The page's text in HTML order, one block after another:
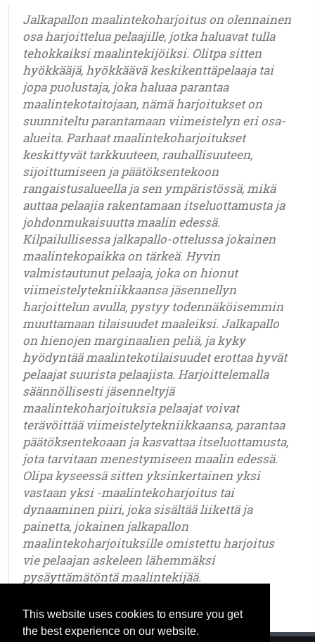
This website uses cookies to ensure you get
the best experience on our website.
Jalkapallon maalintekoharjoitus on olennainen
osa harjoittelua pelaajille, jotka haluavat tulla
tehokkaiksi maalintekijöiksi. Olitpa sitten
hyökkääjä, hyökkäävä keskikenttäpelaaja tai
jopa puolustaja, joka haluaa parantaa
maalintekotaitojaan, nämä harjoitukset on
suunniteltu parantamaan viimeistelyn eri osa-
alueita. Parhaat maalintekoharjoitukset
keskittyvät tarkkuuteen, rauhallisuuteen,
sijoittumiseen ja päätöksentekoon
rangaistusalueella ja sen ympäristössä, mikä
auttaa pelaajia rakentamaan itseluottamusta ja
johdonmukaisuutta maalin edessä.
Kilpailullisessa jalkapallo-ottelussa jokainen
maalintekopaikka on tärkeä. Hyvin
valmistautunut pelaaja, joka on hionut
viimeistelytekniikkaansa jäsennellyn
harjoittelun avulla, pystyy todennäköisemmin
muuttamaan tilaisuudet maaleiksi. Jalkapallo
on hienojen marginaalien peliä, ja kyky
hyödyntää maalintekotilaisuudet erottaa hyvät
pelaajat suurista pelaajista. Harjoittelemalla
säännöllisesti jäsenneltyjä
maalintekoharjoituksia pelaajat voivat
terävöittää viimeistelytekniikkaansa, parantaa
päätöksentekoaan ja kasvattaa itseluottamusta,
jota tarvitaan menestymiseen maalin edessä.
Olipa kyseessä sitten yksinkertainen yksi
vastaan yksi -maalintekoharjoitus tai
dynaaminen piiri, joka sisältää liikettä ja
painetta, jokainen jalkapallon
maalintekoharjoituksille omistettu harjoitus
vie pelaajan askeleen lähemmäksi
pysäyttämätöntä maalintekijää.
u6 - u7 - u8 - u9 - u10 - u11 - u12 - u13 - u14 - u15 - u16 - u17 - u18 - u19 - u20 - u21 – nuoriso - vanhempi